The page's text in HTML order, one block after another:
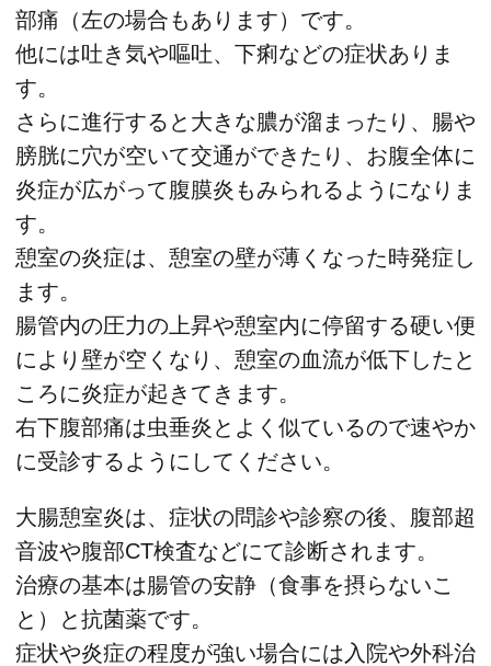
部痛（左の場合もあります）です。
他には吐き気や嘔吐、下痢などの症状ありま
す。
さらに進行すると大きな膿が溜まったり、腸や
膀胱に穴が空いて交通ができたり、お腹全体に
炎症が広がって腹膜炎もみられるようになりま
す。
憩室の炎症は、憩室の壁が薄くなった時発症し
ます。
腸管内の圧力の上昇や憩室内に停留する硬い便
により壁が空くなり、憩室の血流が低下したと
ころに炎症が起きてきます。
右下腹部痛は虫垂炎とよく似ているので速やか
に受診するようにしてください。
大腸憩室炎は、症状の問診や診察の後、腹部超
音波や腹部CT検査などにて診断されます。
治療の基本は腸管の安静（食事を摂らないこ
と）と抗菌薬です。
症状や炎症の程度が強い場合には入院や外科治